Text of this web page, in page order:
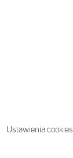
Ustawienia cookies